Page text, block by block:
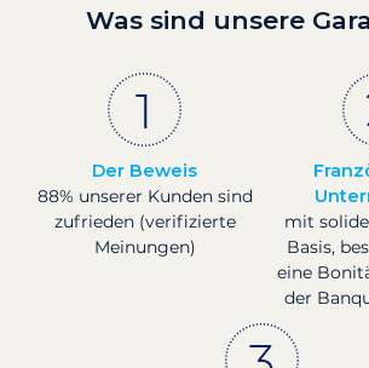
Was sind unsere
Der Beweis
88% unserer Kunden sind
zufrieden (verifizierte
Meinungen)
mit
Basis,
eine
der